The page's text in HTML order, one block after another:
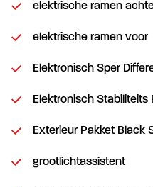
elektrische ramen
elektrische ramen voor
Elektronisch Sper
Elektronisch Stabiliteits
Exterieur Pakket Black
grootlichtassistent